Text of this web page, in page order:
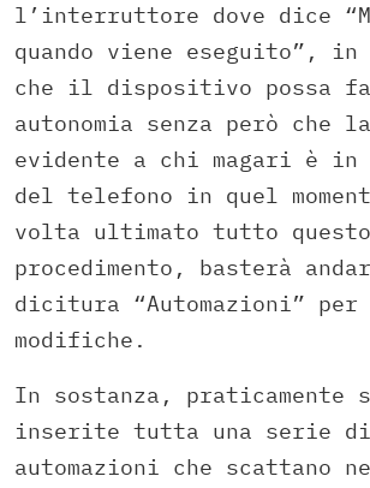
l’interruttore dove dice
quando viene eseguito”, in
che il dispositivo possa
autonomia senza però che
evidente a chi magari è in
del telefono in quel
volta ultimato tutto questo
procedimento, basterà
dicitura “Automazioni”
modifiche.
In sostanza, praticamente
inserite tutta una serie di
automazioni che scattano